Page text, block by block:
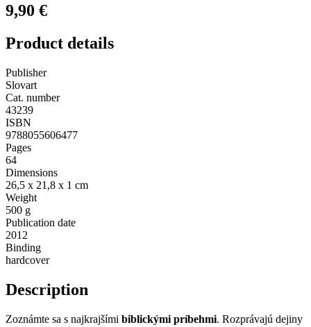
9,90 €
Product details
Publisher
Slovart
Cat. number
43239
ISBN
9788055606477
Pages
64
Dimensions
26,5 x 21,8 x 1 cm
Weight
500 g
Publication date
2012
Binding
hardcover
Description
Zoznámte sa s najkrajšími biblickými príbehmi. Rozprávajú dejiny